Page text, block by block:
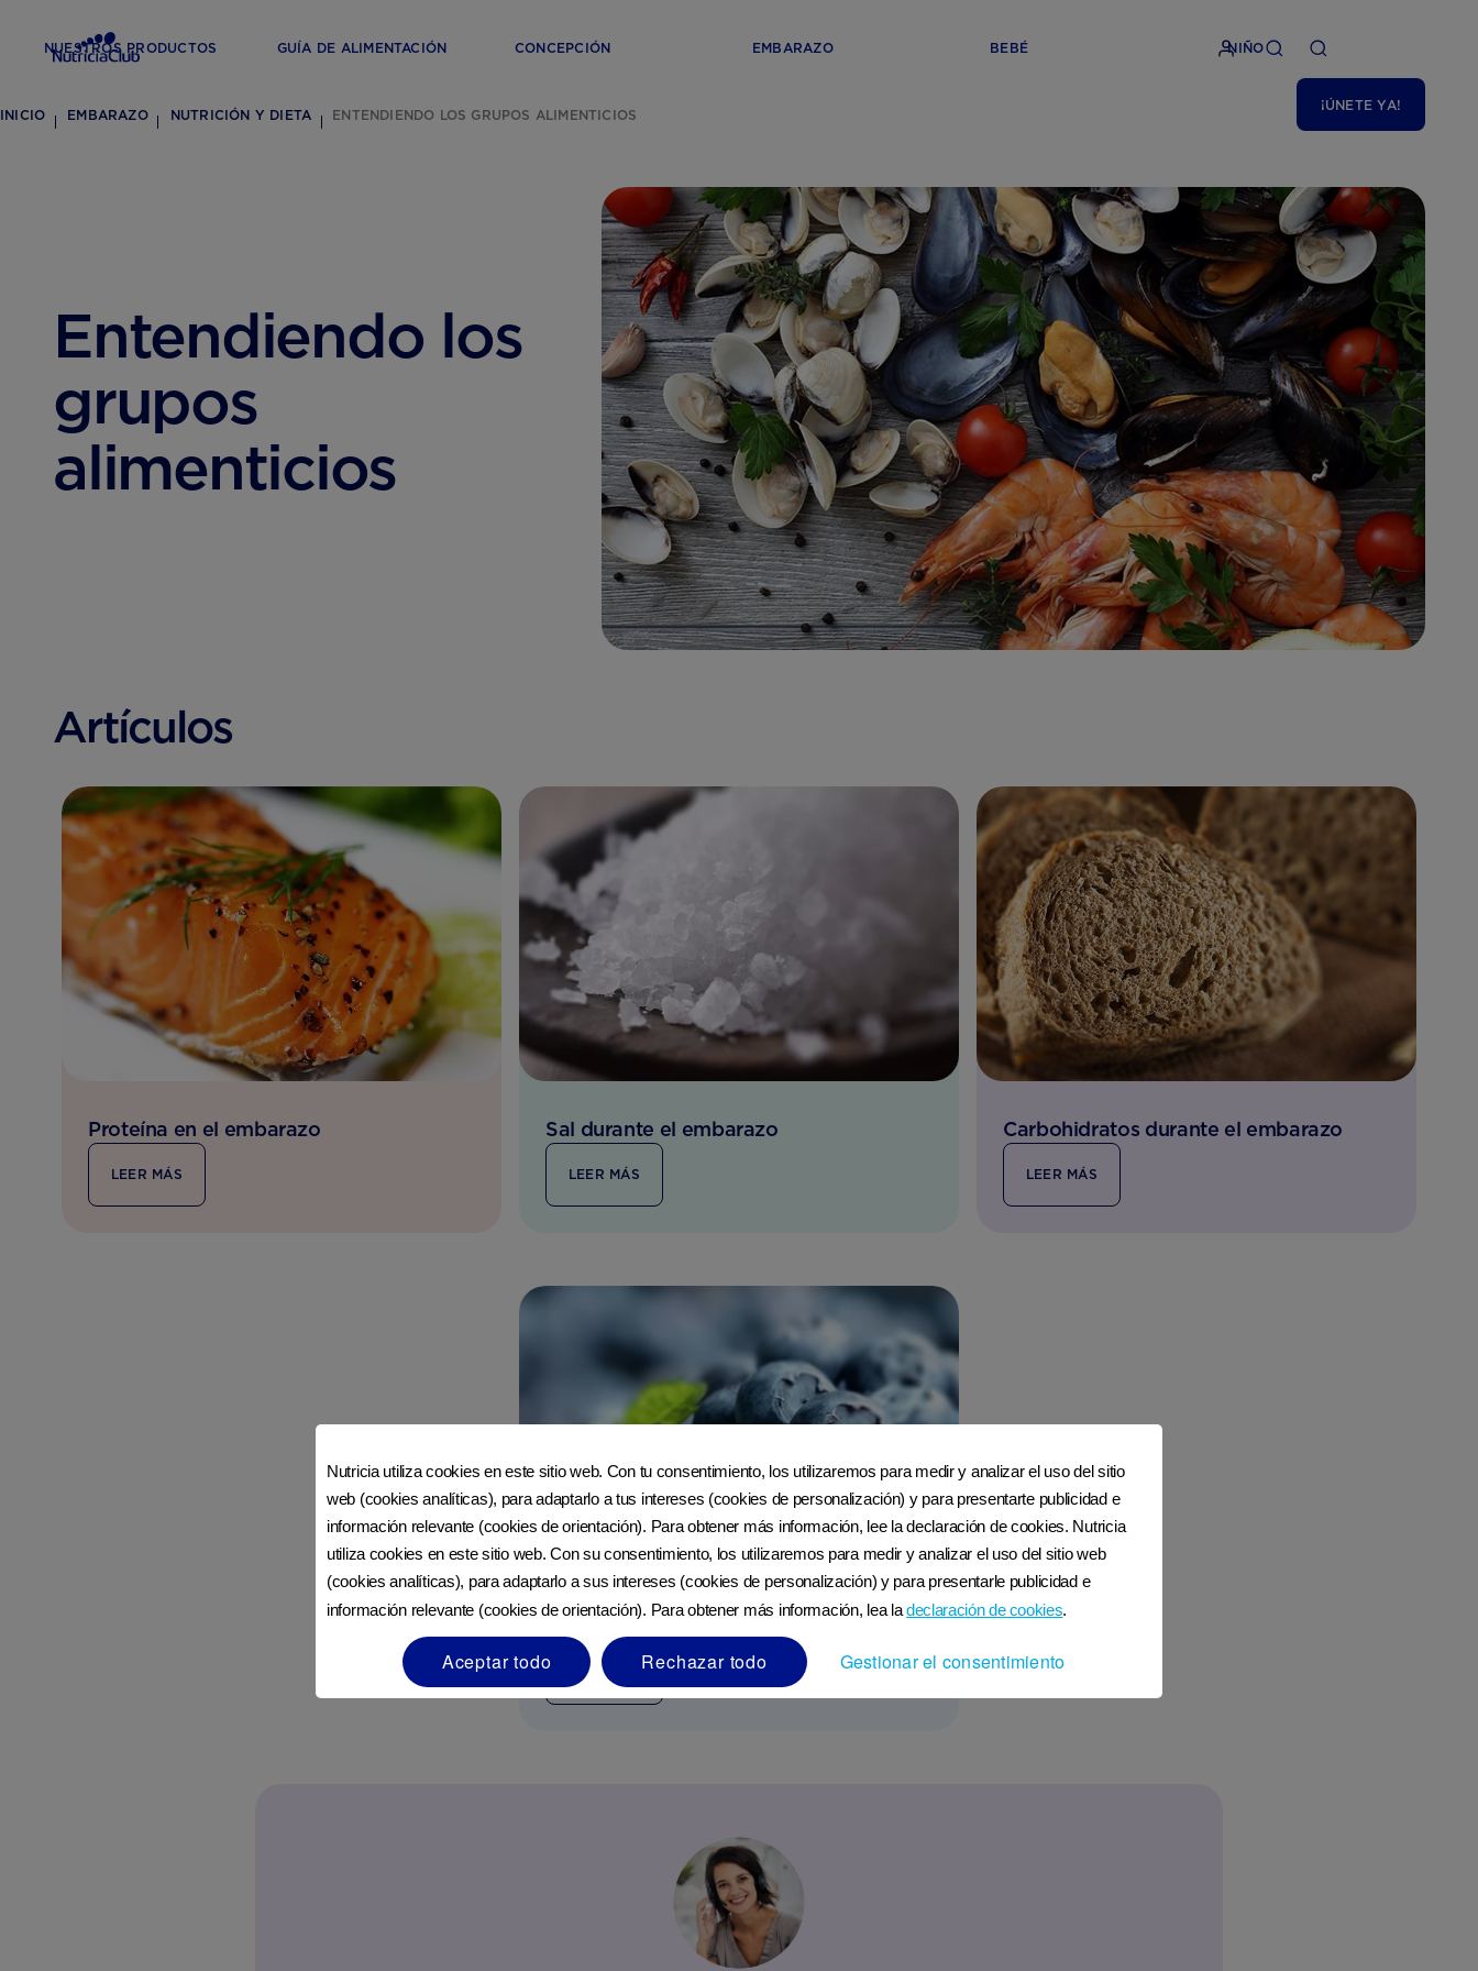
¡ÚNETE YA!
NUESTROS PRODUCTOS GUÍA DE ALIMENTACIÓN CONCEPCIÓN EMBARAZO BEBÉ NIÑO
INICIO EMBARAZO NUTRICIÓN Y DIETA ENTENDIENDO LOS GRUPOS ALIMENTICIOS
Entendiendo los
grupos
alimenticios
Artículos
Proteína en el embarazo
LEER MÁS
Sal durante el embarazo
LEER MÁS
Carbohidratos durante el embarazo
LEER MÁS
LEER MÁS
Nutricia utiliza cookies en este sitio web. Con tu consentimiento, los utilizaremos para medir y analizar el uso del sitio
web (cookies analíticas), para adaptarlo a tus intereses (cookies de personalización) y para presentarte publicidad e
información relevante (cookies de orientación). Para obtener más información, lee la declaración de cookies. Nutricia
utiliza cookies en este sitio web. Con su consentimiento, los utilizaremos para medir y analizar el uso del sitio web
(cookies analíticas), para adaptarlo a sus intereses (cookies de personalización) y para presentarle publicidad e
información relevante (cookies de orientación). Para obtener más información, lea ladeclaración de cookies.
Aceptar todo Rechazar todo Gestionar el consentimiento